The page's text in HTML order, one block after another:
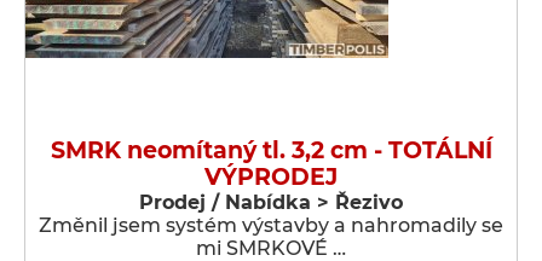
SMRK neomítaný tl. 3,2 cm - TOTÁLNÍ
VÝPRODEJ
Prodej / Nabídka > Řezivo
Změnil jsem systém výstavby a nahromadily se
mi SMRKOVÉ …